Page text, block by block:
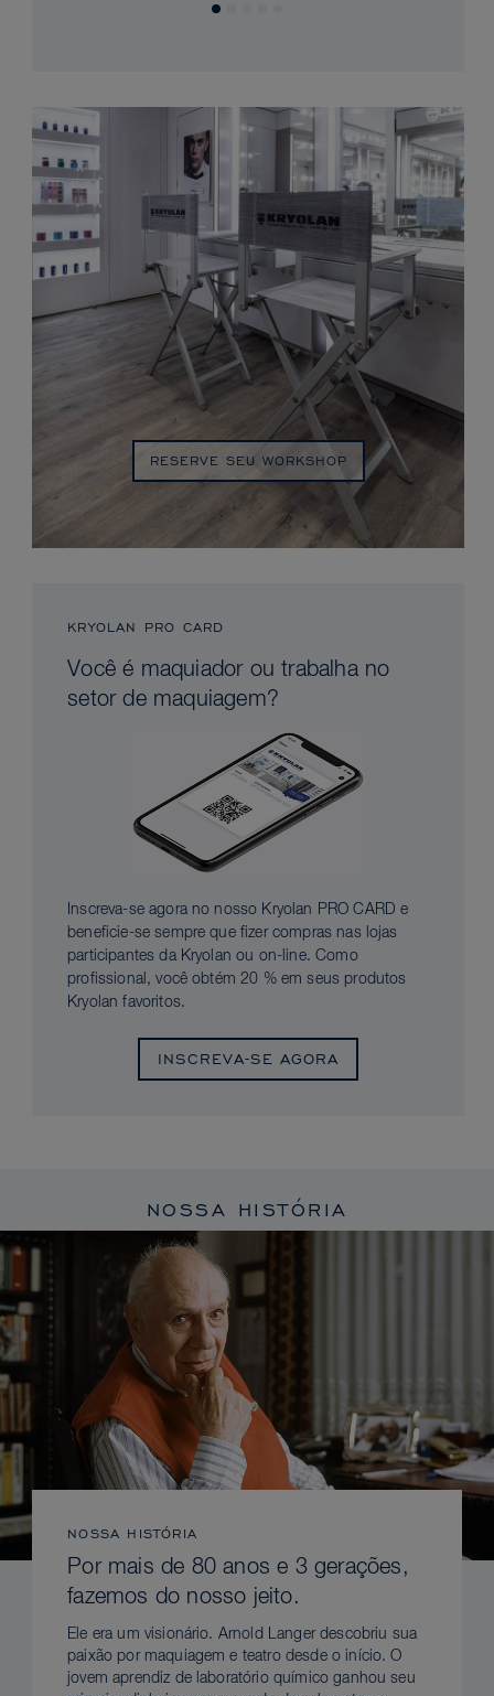
RESERVE SEU WORKSHOP
KRYOLAN PRO CARD
Você é maquiador ou trabalha no
setor de maquiagem?
Inscreva-se agora no nosso Kryolan PRO CARD e
beneficie-se sempre que fizer compras nas lojas
participantes da Kryolan ou on-line. Como
profissional, você obtém 20 % em seus produtos
Kryolan favoritos.
INSCREVA-SE AGORA
NOSSA HISTÓRIA
NOSSA HISTÓRIA
Por mais de 80 anos e 3 gerações,
fazemos do nosso jeito.
Ele era um visionário. Arnold Langer descobriu sua
paixão por maquiagem e teatro desde o início. O
jovem aprendiz de laboratório químico ganhou seu